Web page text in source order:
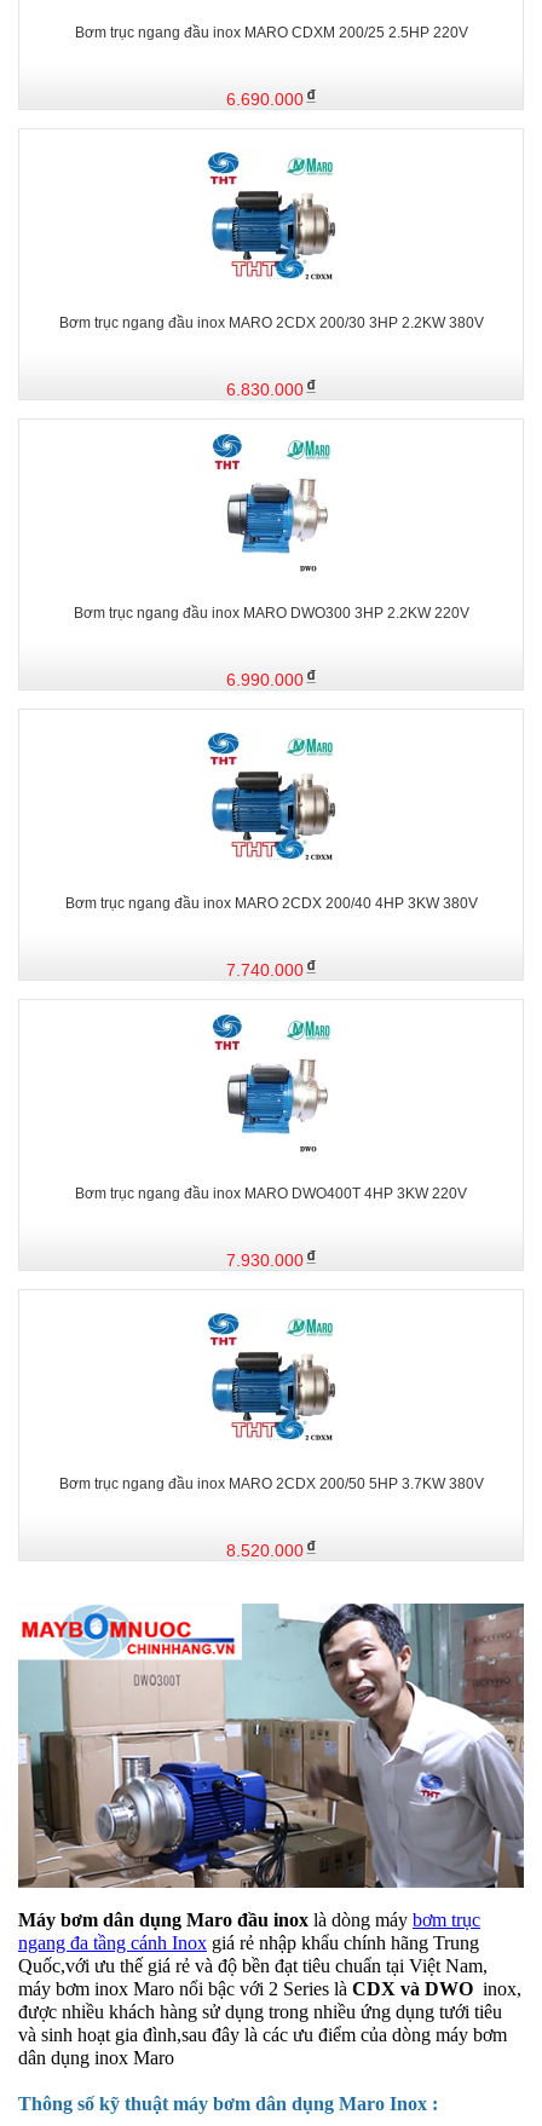
Bơm trục ngang đầu inox MARO CDXM 200/25 2.5HP 220V
6.690.000
Bơm trục ngang đầu inox MARO 2CDX 200/30 3HP 2.2KW 380V
6.830.000
Bơm trục ngang đầu inox MARO DWO300 3HP 2.2KW 220V
6.990.000
Bơm trục ngang đầu inox MARO 2CDX 200/40 4HP 3KW 380V
7.740.000
Bơm trục ngang đầu inox MARO DWO400T 4HP 3KW 220V
7.930.000
Bơm trục ngang đầu inox MARO 2CDX 200/50 5HP 3.7KW 380V
8.520.000
Máy bơm dân dụng Maro đầu inox là dòng máy bơm trục
ngang đa tầng cánh Inox giá rẻ nhập khẩu chính hãng Trung
Quốc,với ưu thế giá rẻ và độ bền đạt tiêu chuẩn tại Việt Nam,
máy bơm inox Maro nổi bậc với 2 Series là CDX và DWO inox,
được nhiều khách hàng sử dụng trong nhiều ứng dụng tưới tiêu
và sinh hoạt gia đình,sau đây là các ưu điểm của dòng máy bơm
dân dụng inox Maro
Thông số kỹ thuật máy bơm dân dụng Maro Inox :